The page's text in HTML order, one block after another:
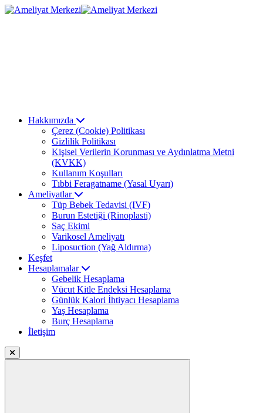
Hakkımızda
Çerez (Cookie) Politikası
Gizlilik Politikası
Kişisel Verilerin Korunması ve Aydınlatma Metni
(KVKK)
Kullanım Koşulları
Tıbbi Feragatname (Yasal Uyarı)
Ameliyatlar
Tüp Bebek Tedavisi (IVF)
Burun Estetiği (Rinoplasti)
Saç Ekimi
Varikosel Ameliyatı
Liposuction (Yağ Aldırma)
Keşfet
Hesaplamalar
Gebelik Hesaplama
Vücut Kitle Endeksi Hesaplama
Günlük Kalori İhtiyacı Hesaplama
Yaş Hesaplama
Burç Hesaplama
İletişim